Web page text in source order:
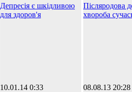
Депресія є шкідливою
для здоров'я
10.01.14 0:33
Післяродова
хвороба
08.08.13 20:28